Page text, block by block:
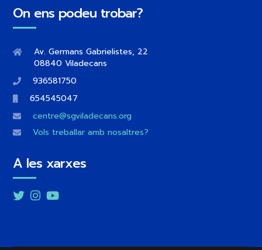
On ens podeu trobar?
Av. Germans Gabrielistes, 22
08840 Viladecans
936581750
654545047
centre@sgviladecans.org
Vols treballar amb nosaltres?
A les xarxes
Twitter
Instagram
YouTube